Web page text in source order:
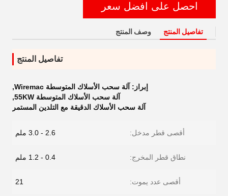
احصل على افضل سعر
تفاصيل المنتج وصف المنتج
تفاصيل المنتج
إبراز: آلة سحب الأسلاك المتوسطة Wiremac
,
آلة سحب الأسلاك المتوسطة 55KW
,
آلة سحب الأسلاك الدقيقة مع التلدين المستمر
أقصى قطر مدخل: 2.6 - 3.0 ملم
نطاق قطر المخرج: 0.4 - 1.2 ملم
أقصى عدد يموت: 21